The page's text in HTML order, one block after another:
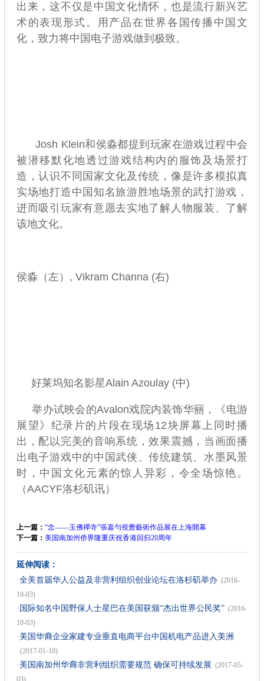
出来，这不仅是中国文化情怀，也是流行新兴艺
术的表现形式。用产品在世界各国传播中国文
化，致力将中国电子游戏做到极致。
Josh Klein和侯淼都提到玩家在游戏过程中会
被潜移默化地透过游戏结构内的服饰及场景打
造，认识不同国家文化及传统，像是许多模拟真
实场地打造中国知名旅游胜地场景的武打游戏，
进而吸引玩家有意愿去实地了解人物服装、了解
该地文化。
侯淼（左）, Vikram Channa (右)
好莱坞知名影星Alain Azoulay (中)
举办试映会的Avalon戏院内装饰华丽，《电游
展望》纪录片的片段在现场12块屏幕上同时播
出，配以完美的音响系统，效果震撼，当画面播
出电子游戏中的中国武侠、传统建筑、水墨风景
时，中国文化元素的惊人异彩，令全场惊艳。
（AACYF洛杉矶讯）
上一篇： “念——玉佛禪寺”張嘉勻視覺藝術作品展在上海開幕
下一篇： 美国南加州侨界隆重庆祝香港回归20周年
延伸阅读：
·全美首届华人公益及非营利组织创业论坛在洛杉矶举办 (2016-
10-03)
· 国际知名中国野保人士星巴在美国获颁“杰出世界公民奖” (2016-
10-03)
· 美国华裔企业家建专业垂直电商平台中国机电产品进入美洲
(2017-01-10)
· 美国南加州华裔非营利组织需要规范 确保可持续发展 (2017-05-